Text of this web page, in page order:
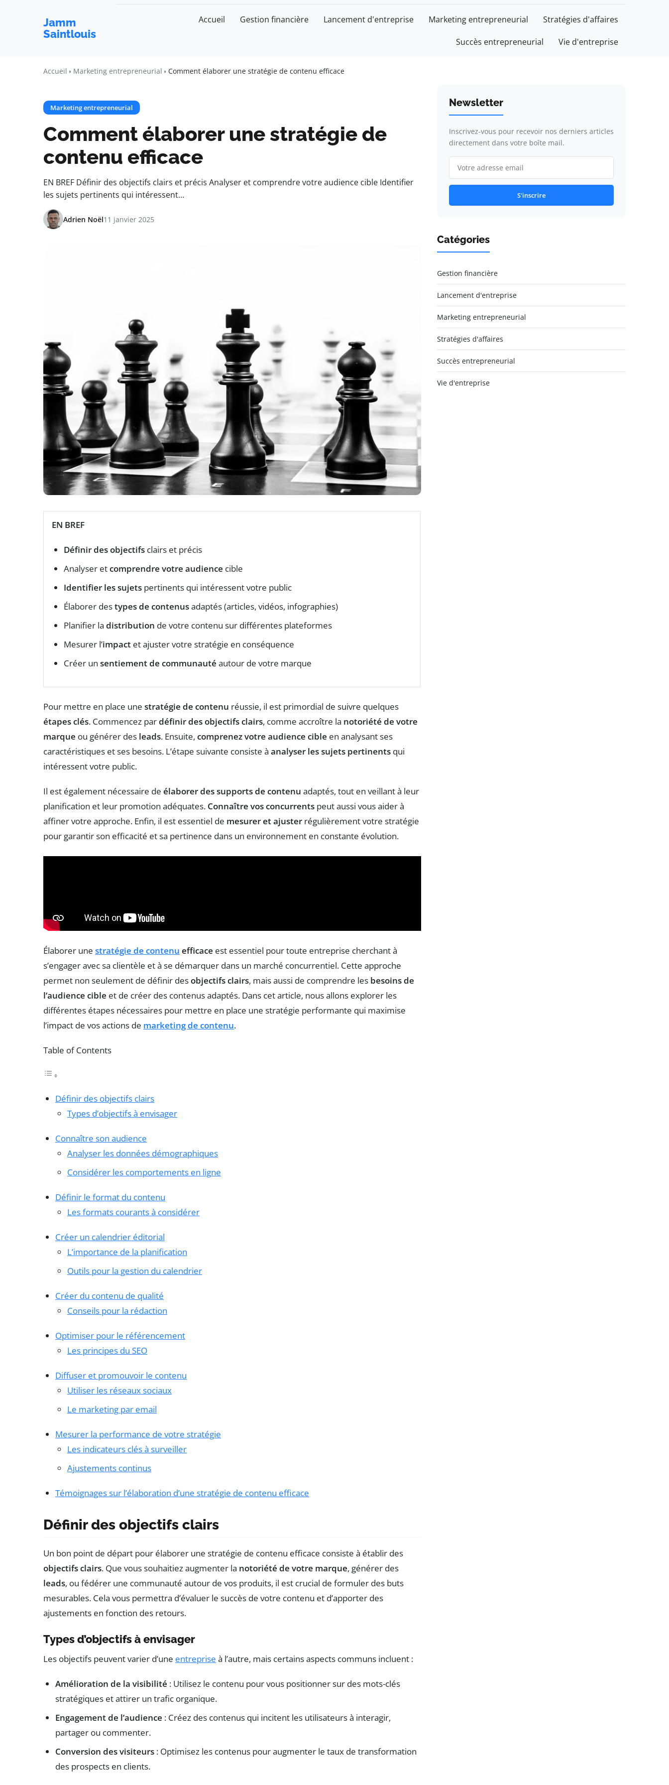
Jamm
Saintlouis
Accueil Gestion financière Lancement d'entreprise Marketing entrepreneurial Stratégies d'affaires
Succès entrepreneurial Vie d'entreprise
Accueil Marketing entrepreneurial Comment élaborer une stratégie de contenu efficace
Marketing entrepreneurial
Comment élaborer une stratégie de
contenu efficace
EN BREF Définir des objectifs clairs et précis Analyser et comprendre votre audience cible Identifier
les sujets pertinents qui intéressent…
Adrien Noël11 janvier 2025
EN BREF
Définir des objectifs clairs et précis
Analyser etcomprendre votre audience cible
Identifier les sujets pertinents qui intéressent votre public
Élaborer destypes de contenusadaptés (articles, vidéos, infographies)
Planifier la distribution de votre contenu sur différentes plateformes
Mesurer l’impact et ajuster votre stratégie en conséquence
Créer un sentiement de communauté autour de votre marque
Pour mettre en place une stratégie de contenu réussie, il est primordial de suivre quelques
étapes clés. Commencez pardéfinir des objectifs clairs, comme accroître la notoriété de votre
marque ou générer des leads. Ensuite, comprenez votre audience cible en analysant ses
caractéristiques et ses besoins. L’étape suivante consiste à analyser les sujets pertinents qui
intéressent votre public.
Il est également nécessaire de élaborer des supports de contenu adaptés, tout en veillant à leur
planification et leur promotion adéquates. Connaître vos concurrents peut aussi vous aider à
affiner votre approche. Enfin, il est essentiel de mesurer et ajuster régulièrement votre stratégie
pour garantir son efficacité et sa pertinence dans un environnement en constante évolution.
Élaborer une stratégie de contenu efficace est essentiel pour toute entreprise cherchant à
s’engager avec sa clientèle et à se démarquer dans un marché concurrentiel. Cette approche
permet non seulement de définir desobjectifs clairs, mais aussi de comprendre les besoins de
l’audience cible et de créer des contenus adaptés. Dans cet article, nous allons explorer les
différentes étapes nécessaires pour mettre en place une stratégie performante qui maximise
l’impact de vos actions de marketing de contenu.
Table of Contents
Définir des objectifs clairs
Types d’objectifs à envisager
Connaître son audience
Analyser les données démographiques
Considérer les comportements en ligne
Définir le format du contenu
Les formats courants à considérer
Créer un calendrier éditorial
L’importance de la planification
Outils pour la gestion du calendrier
Créer du contenu de qualité
Conseils pour la rédaction
Optimiser pour le référencement
Les principes du SEO
Diffuser et promouvoir le contenu
Utiliser les réseaux sociaux
Le marketing par email
Mesurer la performance de votre stratégie
Les indicateurs clés à surveiller
Ajustements continus
Témoignages sur l’élaboration d’une stratégie de contenu efficace
Définir des objectifs clairs
Un bon point de départ pour élaborer une stratégie de contenu efficace consiste à établir des
objectifs clairs. Que vous souhaitiez augmenter la notoriété de votre marque, générer des
leads, ou fédérer une communauté autour de vos produits, il est crucial de formuler des buts
mesurables. Cela vous permettra d’évaluer le succès de votre contenu et d’apporter des
ajustements en fonction des retours.
Types d’objectifs à envisager
Les objectifs peuvent varier d’une entreprise à l’autre, mais certains aspects communs incluent :
Amélioration de la visibilité : Utilisez le contenu pour vous positionner sur des mots-clés
stratégiques et attirer un trafic organique.
Engagement de l’audience : Créez des contenus qui incitent les utilisateurs à interagir,
partager ou commenter.
Conversion des visiteurs : Optimisez les contenus pour augmenter le taux de transformation
des prospects en clients.
Newsletter
Inscrivez-vous pour recevoir nos derniers articles
directement dans votre boîte mail.
S'inscrire
Catégories
Gestion financière
Lancement d'entreprise
Marketing entrepreneurial
Stratégies d'affaires
Succès entrepreneurial
Vie d'entreprise